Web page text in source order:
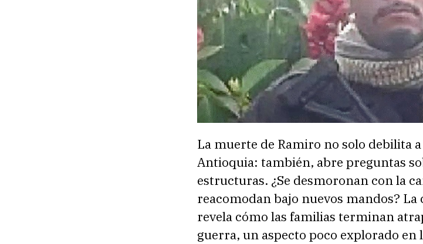
La muerte de Ramiro no solo debilita
Antioquia: también, abre preguntas
estructuras. ¿Se desmoronan con la
reacomodan bajo nuevos mandos?
revela cómo las familias terminan
guerra, un aspecto poco explorado en